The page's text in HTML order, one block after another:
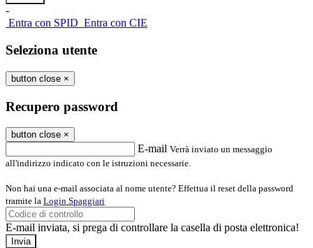
-
Entra con SPID Entra con CIE
Seleziona utente
button close ×
Recupero password
button close ×
E-mail Verrà inviato un messaggio
all'indirizzo indicato con le istruzioni necessarie.
Non hai una e-mail associata al nome utente? Effettua il reset della password
tramite la Login Spaggiari
E-mail inviata, si prega di controllare la casella di posta elettronica!